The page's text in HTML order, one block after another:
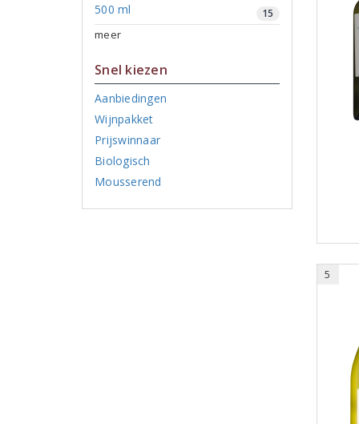
500 ml 15
meer
Snel kiezen
Aanbiedingen
Wijnpakket
Prijswinnaar
Biologisch
Mousserend
5